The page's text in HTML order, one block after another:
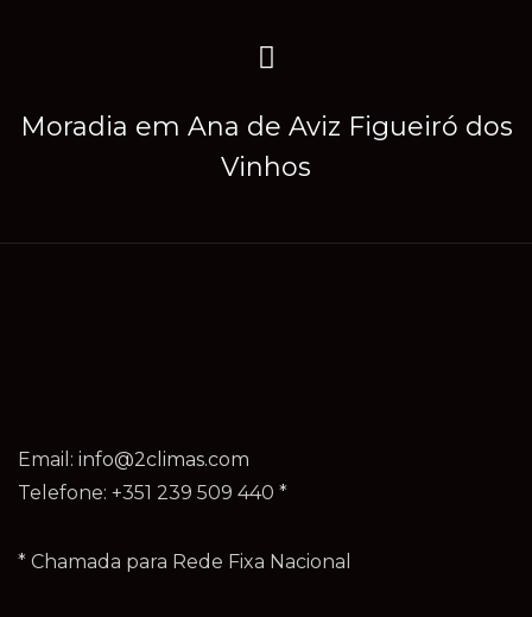
Moradia em Ana de Aviz Figueiró dos
Vinhos
Email: info@2climas.com
Telefone: +351 239 509 440 *
* Chamada para Rede Fixa Nacional